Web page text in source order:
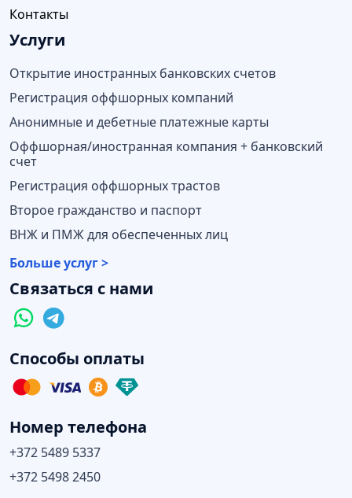
Контакты
Услуги
Открытие иностранных банковских счетов
Регистрация оффшорных компаний
Анонимные и дебетные платежные карты
Оффшорная/иностранная компания + банковский
счет
Регистрация оффшорных трастов
Второе гражданство и паспорт
ВНЖ и ПМЖ для обеспеченных лиц
Больше услуг >
Связаться с нами
Способы оплаты
Номер телефона
+372 5489 5337
+372 5498 2450